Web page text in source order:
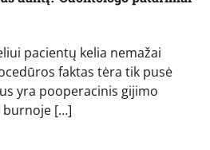
pacientų kelia nemažai
faktas tėra tik pusė
yra pooperacinis gijimo
burnoje […]